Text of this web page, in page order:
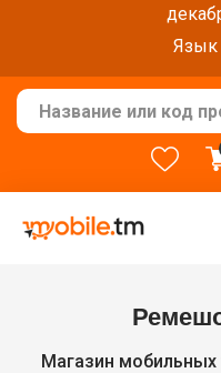
Язык
Магазин мобильных